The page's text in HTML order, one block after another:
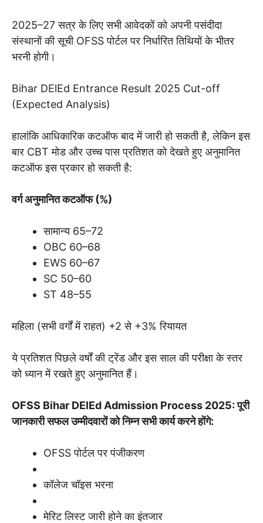
2025–27 सत्र के लिए सभी आवेदकों को अपनी पसंदीदा
संस्थानों की सूची OFSS पोर्टल पर निर्धारित तिथियों के भीतर
भरनी होगी।
Bihar DElEd Entrance Result 2025 Cut-off
(Expected Analysis)
हालांकि आधिकारिक कटऑफ बाद में जारी हो सकती है, लेकिन इस
बार CBT मोड और उच्च पास प्रतिशत को देखते हुए अनुमानित
कटऑफ इस प्रकार हो सकती है:
वर्ग अनुमानित कटऑफ (%)
सामान्य 65–72
OBC 60–68
EWS 60–67
SC 50–60
ST 48–55
महिला (सभी वर्गों में राहत) +2 से +3% रियायत
ये प्रतिशत पिछले वर्षों की ट्रेंड और इस साल की परीक्षा के स्तर
को ध्यान में रखते हुए अनुमानित हैं।
OFSS Bihar DElEd Admission Process 2025: पूरी
जानकारी सफल उम्मीदवारों को निम्न सभी कार्य करने होंगे:
OFSS पोर्टल पर पंजीकरण
कॉलेज चॉइस भरना
मेरिट लिस्ट जारी होने का इंतजार